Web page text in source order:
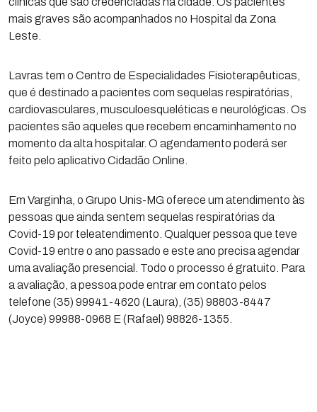
mais graves são acompanhados no Hospital da Zona
Leste.
Lavras tem o Centro de Especialidades Fisioterapêuticas,
que é destinado a pacientes com sequelas respiratórias,
cardiovasculares, musculoesqueléticas e neurológicas. Os
pacientes são aqueles que recebem encaminhamento no
momento da alta hospitalar. O agendamento poderá ser
feito pelo aplicativo Cidadão Online.
Em Varginha, o Grupo Unis-MG oferece um atendimento às
pessoas que ainda sentem sequelas respiratórias da
Covid-19 por teleatendimento. Qualquer pessoa que teve
Covid-19 entre o ano passado e este ano precisa agendar
uma avaliação presencial. Todo o processo é gratuito. Para
a avaliação, a pessoa pode entrar em contato pelos
telefone (35) 99941-4620 (Laura), (35) 98803-8447
(Joyce) 99988-0968 E (Rafael) 98826-1355.